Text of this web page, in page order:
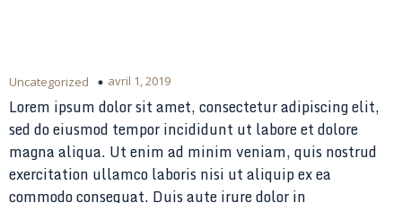
Uncategorized avril 1, 2019
Lorem ipsum dolor sit amet, consectetur adipiscing elit,
sed do eiusmod tempor incididunt ut labore et dolore
magna aliqua. Ut enim ad minim veniam, quis nostrud
exercitation ullamco laboris nisi ut aliquip ex ea
commodo consequat. Duis aute irure dolor in